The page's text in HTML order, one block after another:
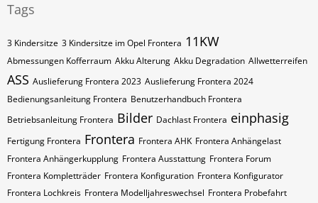
Tags
3 Kindersitze 3 Kindersitze im Opel Frontera 11KW
Abmessungen Kofferraum Akku Alterung Akku Degradation Allwetterreifen
ASS Auslieferung Frontera 2023 Auslieferung Frontera 2024
Bedienungsanleitung Frontera Benutzerhandbuch Frontera
Betriebsanleitung Frontera Bilder Dachlast Frontera einphasig
Fertigung Frontera Frontera Frontera AHK Frontera Anhängelast
Frontera Anhängerkupplung Frontera Ausstattung Frontera Forum
Frontera Kompletträder Frontera Konfiguration Frontera Konfigurator
Frontera Lochkreis Frontera Modelljahreswechsel Frontera Probefahrt